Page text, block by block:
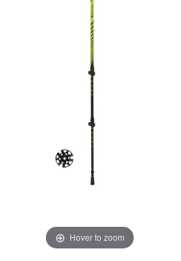
Hover to zoom